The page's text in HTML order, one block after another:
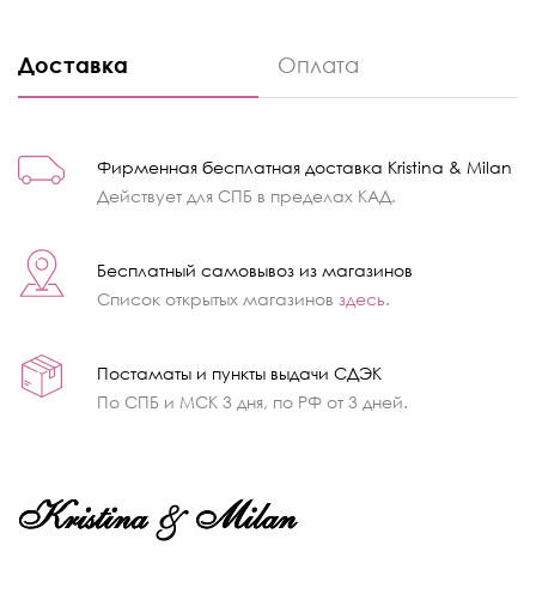
Доставка Оплата
Фирменная бесплатная доставка Kristina & Milan
Действует для СПБ в пределах КАД.
Бесплатный самовывоз из магазинов
Список открытых магазинов здесь.
Постаматы и пункты выдачи СДЭК
По СПБ и МСК 3 дня, по РФ от 3 дней.